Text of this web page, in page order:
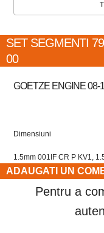
SET SEGMENTI
00
GOETZE ENGINE 08-
Dimensiuni
1.5mm 001IF CR P KV1,
ADAUGATI UN
Pentru a